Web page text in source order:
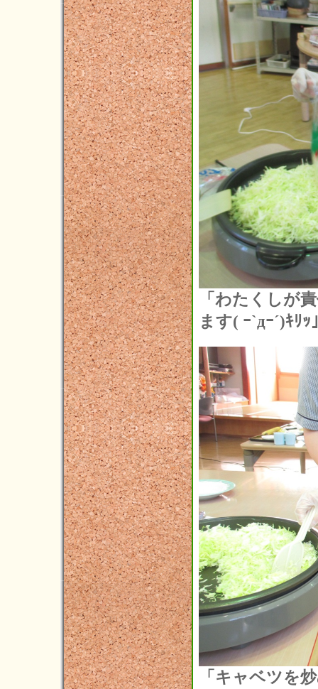
「わたくしが
ます( ｰ`дｰ´)ｷﾘｯ
「キャベツを